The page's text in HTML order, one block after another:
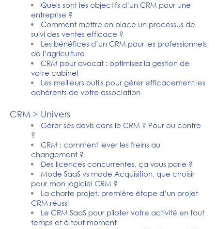
Quels sont les objectifs d’un CRM pour une
entreprise ?
Comment mettre en place un processus de
suivi des ventes efficace ?
Les bénéfices d’un CRM pour les professionnels
de l’agriculture
CRM pour avocat : optimisez la gestion de
votre cabinet
Les meilleurs outils pour gérer efficacement les
adhérents de votre association
CRM > Univers
Gérer ses devis dans le CRM ? Pour ou contre
?
CRM : comment lever les freins au
changement ?
Des licences concurrentes, ça vous parle ?
Mode SaaS vs mode Acquisition, que choisir
pour mon logiciel CRM ?
La charte projet, première étape d’un projet
CRM réussi
Le CRM SaaS pour piloter votre activité en tout
temps et à tout moment